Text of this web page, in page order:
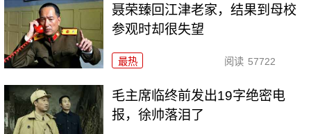
聂荣臻回江津老家，结果到母校
参观时却很失望
最热 阅读 57722
毛主席临终前发出19字绝密电
报，徐帅落泪了